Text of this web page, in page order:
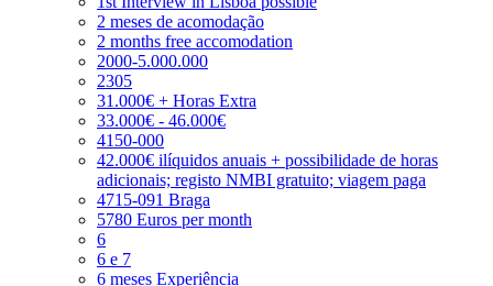
2 meses de acomodação
2 months free accomodation
2000-5.000.000
2305
31.000€ + Horas Extra
33.000€ - 46.000€
4150-000
42.000€ ilíquidos anuais + possibilidade de horas
adicionais; registo NMBI gratuito; viagem paga
4715-091 Braga
5780 Euros per month
6
6 e 7
6 meses Experiência